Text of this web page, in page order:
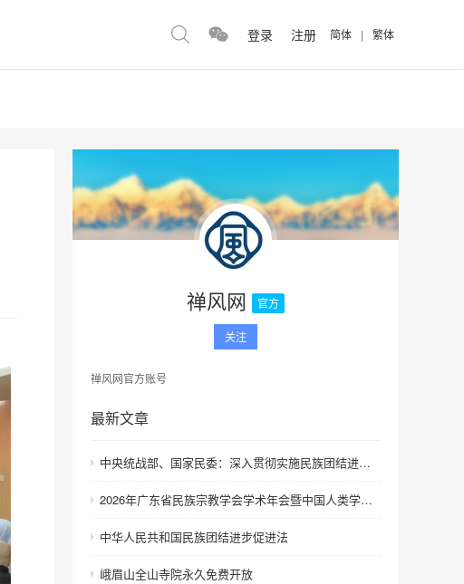
登录 注册 简体 | 繁体
禅风网 官方
关注
禅风网官方账号
最新文章
中央统战部、国家民委：深入贯彻实施民族团结进步促进法 进一步增强中华民族凝聚力向心力
2026年广东省民族宗教学会学术年会暨中国人类学民族学研究会城市民族工作研究专业委员会更名会议在深圳召开
中华人民共和国民族团结进步促进法
峨眉山全山寺院永久免费开放